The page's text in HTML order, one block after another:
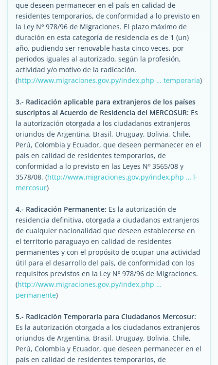
que deseen permanecer en el país en calidad de
residentes temporarios, de conformidad a lo previsto en
la Ley Nº 978/96 de Migraciones. El plazo máximo de
duración en esta categoría de residencia es de 1 (un)
año, pudiendo ser renovable hasta cinco veces, por
periodos iguales al autorizado, según la profesión,
actividad y/o motivo de la radicación.
(http://www.migraciones.gov.py/index.php … temporaria)
3.- Radicación aplicable para extranjeros de los países
suscriptos al Acuerdo de Residencia del MERCOSUR: Es
la autorización otorgada a los ciudadanos extranjeros
oriundos de Argentina, Brasil, Uruguay, Bolivia, Chile,
Perú, Colombia y Ecuador, que deseen permanecer en el
país en calidad de residentes temporarios, de
conformidad a lo previsto en las Leyes Nº 3565/08 y
3578/08. (http://www.migraciones.gov.py/index.php … l-
mercosur)
4.- Radicación Permanente: Es la autorización de
residencia definitiva, otorgada a ciudadanos extranjeros
de cualquier nacionalidad que deseen establecerse en
el territorio paraguayo en calidad de residentes
permanentes y con el propósito de ocupar una actividad
útil para el desarrollo del país, de conformidad con los
requisitos previstos en la Ley Nº 978/96 de Migraciones.
(http://www.migraciones.gov.py/index.php …
permanente)
5.- Radicación Temporaria para Ciudadanos Mercosur:
Es la autorización otorgada a los ciudadanos extranjeros
oriundos de Argentina, Brasil, Uruguay, Bolivia, Chile,
Perú, Colombia y Ecuador, que deseen permanecer en el
país en calidad de residentes temporarios, de